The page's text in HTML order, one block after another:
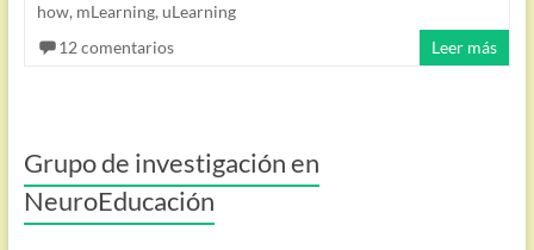
how, mLearning, uLearning
12 comentarios
Leer más
Grupo de investigación en
NeuroEducación